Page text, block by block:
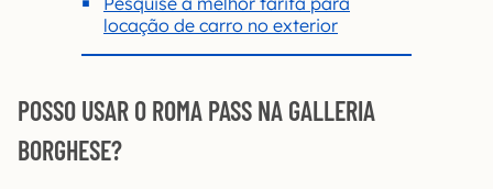
locação de carro no exterior
POSSO USAR O ROMA PASS NA GALLERIA
BORGHESE?